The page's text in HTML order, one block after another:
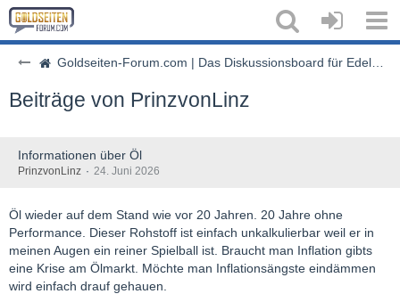
Goldseiten-Forum.com | Das Diskussionsboard für Edelmetalle & Rohstoffe
Beiträge von PrinzvonLinz
Informationen über Öl
PrinzvonLinz 24. Juni 2026
Öl wieder auf dem Stand wie vor 20 Jahren. 20 Jahre ohne
Performance. Dieser Rohstoff ist einfach unkalkulierbar weil er in
meinen Augen ein reiner Spielball ist. Braucht man Inflation gibts
eine Krise am Ölmarkt. Möchte man Inflationsängste eindämmen
wird einfach drauf gehauen.